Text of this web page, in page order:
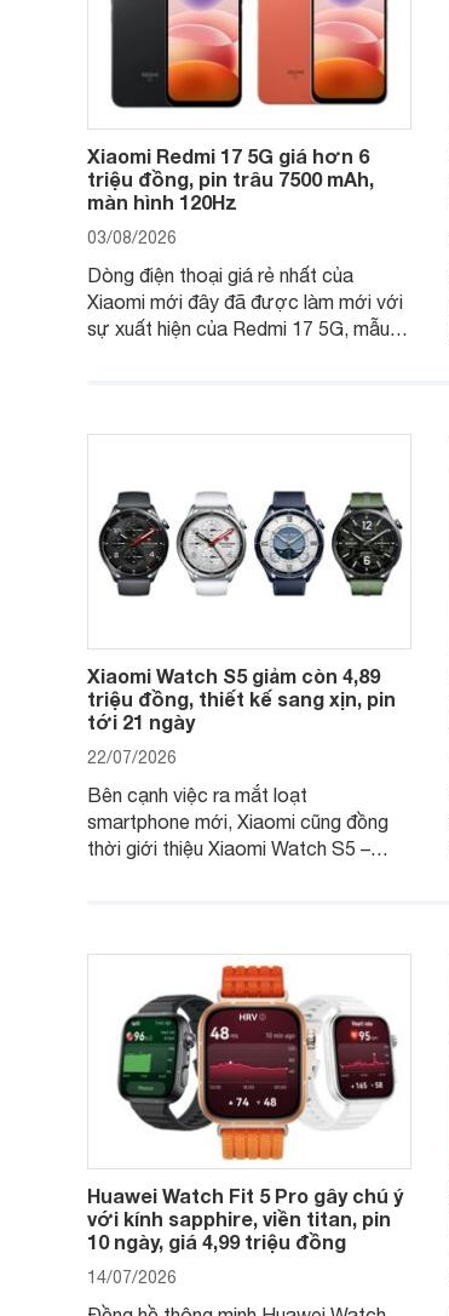
Xiaomi Redmi 17 5G giá hơn 6
triệu đồng, pin trâu 7500 mAh,
màn hình 120Hz
03/08/2026
Dòng điện thoại giá rẻ nhất của
Xiaomi mới đây đã được làm mới với
sự xuất hiện của Redmi 17 5G, mẫu
Xiaomi Watch S5 giảm còn 4,89
triệu đồng, thiết kế sang xịn, pin
tới 21 ngày
22/07/2026
Bên cạnh việc ra mắt loạt
smartphone mới, Xiaomi cũng đồng
thời giới thiệu Xiaomi Watch S5 –
Huawei Watch Fit 5 Pro gây chú ý
với kính sapphire, viền titan, pin
10 ngày, giá 4,99 triệu đồng
14/07/2026